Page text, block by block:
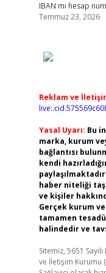
IBAN mı hesap
Temmuz 23, 2026
Reklam ve
Yasal Uyarı: Bu
marka, kurum
bağlantısı
kendi
haber niteliği
ve kişiler
Gerçek kurum
tamamen
halindedir ve
Sitemiz, 5651
ve İletişim Kurumu